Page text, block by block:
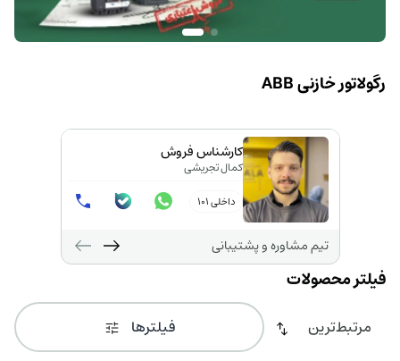
رگولاتور خازنی ABB
فیلترها
کارشناس فروش
کمال تجریشی
داخلی 101
تیم مشاوره و پشتیبانی